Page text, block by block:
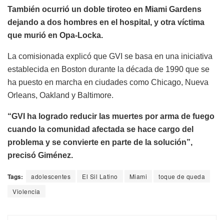
También ocurrió un doble tiroteo en Miami Gardens
dejando a dos hombres en el hospital, y otra víctima
que murió en Opa-Locka.
La comisionada explicó que GVI se basa en una iniciativa
establecida en Boston durante la década de 1990 que se
ha puesto en marcha en ciudades como Chicago, Nueva
Orleans, Oakland y Baltimore.
“GVI ha logrado reducir las muertes por arma de fuego
cuando la comunidad afectada se hace cargo del
problema y se convierte en parte de la solución”,
precisó Giménez.
Tags: adolescentes El Sil Latino Miami
toque de queda
Violencia